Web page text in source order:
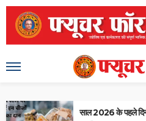
साल 2026 के पहले